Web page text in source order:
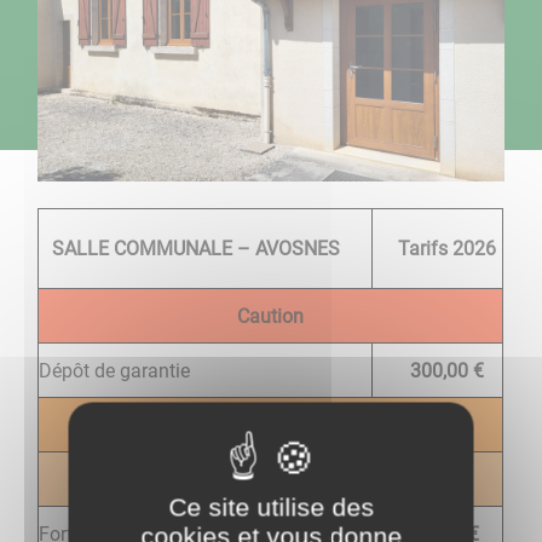
SALLE COMMUNALE – AVOSNES Tarifs 2026
Caution
Dépôt de garantie 300,00 €
Habitants de la commune
Forfait journée 70,00 €
Ce site utilise des
cookies et vous donne